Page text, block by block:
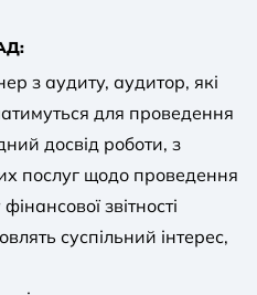
з аудиту, аудитор, які
для проведення
досвід роботи, з
послуг щодо проведення
звітності
суспільний інтерес,